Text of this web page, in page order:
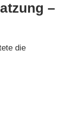
–
die